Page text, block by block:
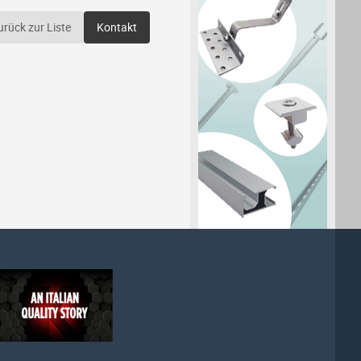
zur Liste Kontakt